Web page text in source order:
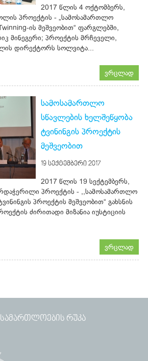
2017 წლის 4 ოქტომბერს,
პროექტის - „სამოსამართლო
ის მეშვეობით“ ფარგლებში,
მინეგერი; პროექტის მრჩეველი,
დირექტორს სოლვიტა...
ვრცლად
სამოსამართლო
სწავლების ხელშეწყობა
ტვინინგის პროექტის
მეშვეობით
19 ᲡᲔᲥᲢᲔᲛᲑᲔᲠᲘ 2017
2017 წლის 19 სექტემბერს,
პროექტის - ,,სამოსამართლო
პროექტის მეშვეობით“ გახსნის
ძირითადი მიზანია იუსტიციის
ვრცლად
ᲠᲣᲙᲐ